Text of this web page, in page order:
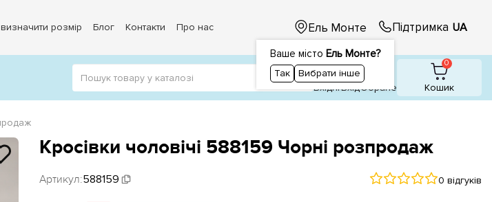
розмір Блог Контакти Про нас Ель Монте
Ваше місто Ель Монте?
Так Вибрати інше
Підтримка UA
1
ВхідніВхiдОбране
0
Кошик
Кросівки чоловічі 588159 Чорні розпродаж
Артикул:588159 0 відгуків